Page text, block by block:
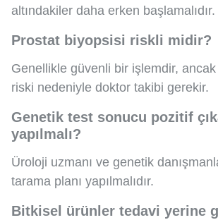
altındakiler daha erken başlamalıdır.
Prostat biyopsisi riskli midir?
Genellikle güvenli bir işlemdir,
riski nedeniyle doktor takibi gerekir.
Genetik test sonucu pozitif
yapılmalı?
Üroloji uzmanı ve genetik
tarama planı yapılmalıdır.
Bitkisel ürünler tedavi yerine